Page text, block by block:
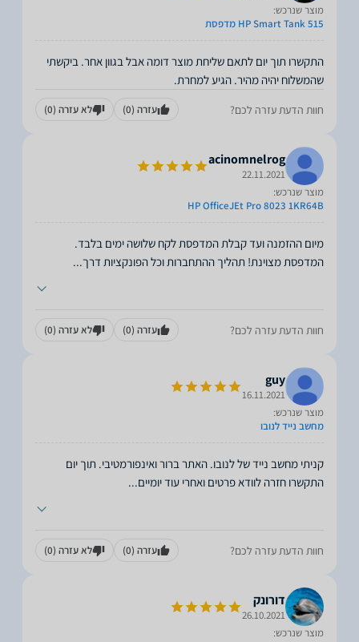
מוצר שנרכש:
HP Smart Tank 515 מדפסת
התקשרו תוך יום לתאם שליחת מוצר דומה אבל בגוון אחר. ביקשתי
שהמשלוח יהיה מהיר. הגיע למחרת.
חוות הדעת עזרה לכם? עזרה (0) לא עזרה (0)
acinomnelrog
22.11.2021
מוצר שנרכש:
HP OfficeJEt Pro 8023 1KR64B
המדפסת מצוינת! תהליך ההתחברות וכל הפונקציות דרך...
חוות הדעת עזרה לכם? עזרה (0) לא עזרה (0)
guy
16.11.2021
מוצר שנרכש:
מחשב נייד לנובו
קניתי מחשב נייד של לנובו. האתר ברור ואינפורמטיבי. תוך יום
התקשרו חזרה לוודא פרטים ואחרי עוד יומיים...
חוות הדעת עזרה לכם? עזרה (0) לא עזרה (0)
דורונק
26.10.2021
מוצר שנרכש: